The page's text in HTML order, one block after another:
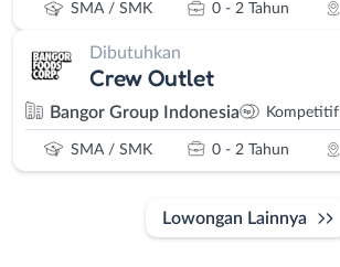
SMA / SMK 0 - 2 Tahun
Dibutuhkan
Crew Outlet
Bangor Group Indonesia Kompetitif
SMA / SMK 0 - 2 Tahun
Lowongan Lainnya